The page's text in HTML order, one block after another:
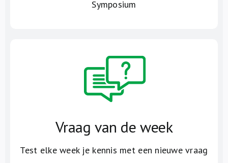
Symposium
Vraag van de week
Test elke week je kennis met een nieuwe vraag